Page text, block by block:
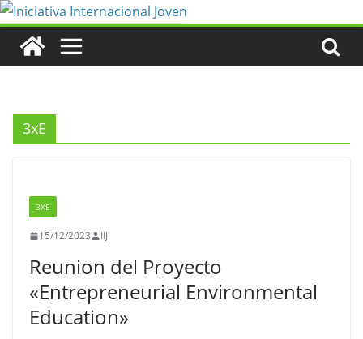
Saltar
contenido
3xE
3XE
15/12/2023 IIJ
Reunion del Proyecto
«Entrepreneurial Environmental
Education»